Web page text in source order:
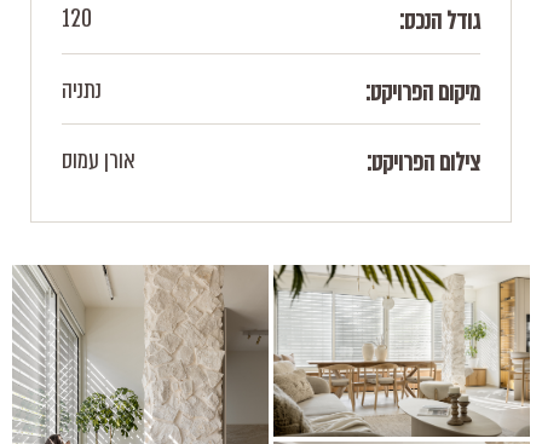
גודל הנכס: 120
מיקום הפרויקט: נתניה
צילום הפרויקט: אורן עמוס